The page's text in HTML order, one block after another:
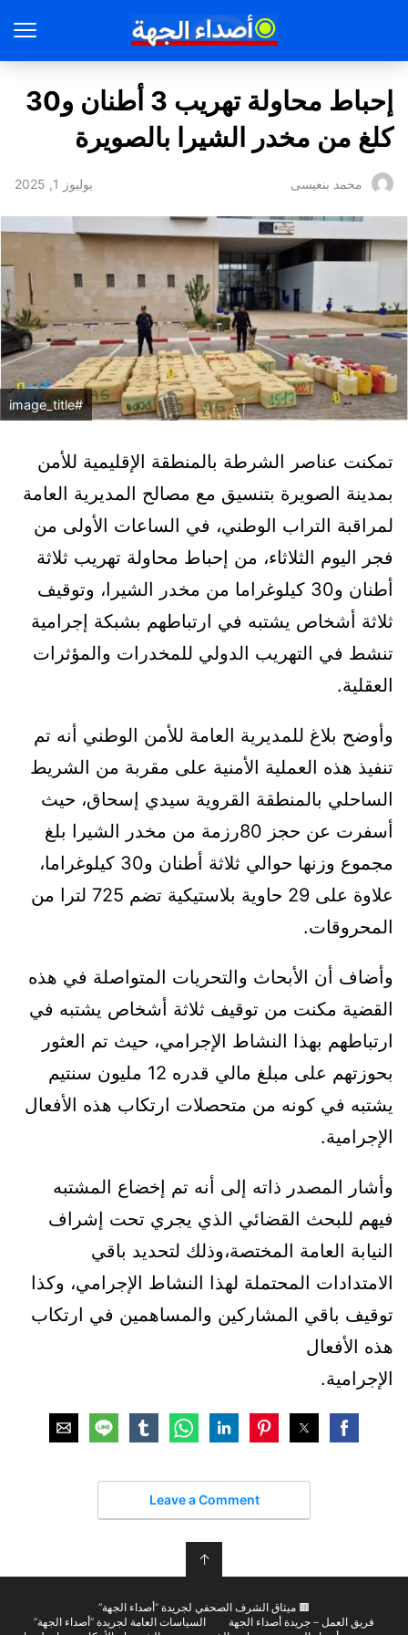
إحباط محاولة تهريب 3 أطنان و30
كلغ من مخدر الشيرا بالصويرة
محمد بنعيسى يوليوز 1, 2025
#image_title
تمكنت عناصر الشرطة بالمنطقة اﻹقليمية للأمن
بمدينة الصويرة بتنسيق مع مصالح المديرية العامة
لمراقبة التراب الوطني، في الساعات اﻷولى من
فجر اليوم الثلاثاء، من إحباط محاولة تهريب ثلاثة
أطنان و30 كيلوغراما من مخدر الشيرا، وتوقيف
ثلاثة أشخاص يشتبه في ارتباطهم بشبكة إجرامية
تنشط في التهريب الدولي للمخدرات والمؤثرات
العقلية.
وأوضح بلاغ للمديرية العامة للأمن الوطني أنه تم
تنفيذ هذه العملية اﻷمنية على مقربة من الشريط
الساحلي بالمنطقة القروية سيدي إسحاق، حيث
أسفرت عن حجز 80رزمة من مخدر الشيرا بلغ
مجموع وزنها حوالي ثلاثة أطنان و30 كيلوغراما،
علاوة على 29 حاوية بلاستيكية تضم 725 لترا من
المحروقات.
وأضاف أن اﻷبحاث والتحريات المتواصلة في هذه
القضية مكنت من توقيف ثلاثة أشخاص يشتبه في
ارتباطهم بهذا النشاط اﻹجرامي، حيث تم العثور
بحوزتهم على مبلغ مالي قدره 12 مليون سنتيم
يشتبه في كونه من متحصلات ارتكاب هذه اﻷفعال
اﻹجرامية.
وأشار المصدر ذاته إلى أنه تم إخضاع المشتبه
فيهم للبحث القضائي الذي يجري تحت إشراف
النيابة العامة المختصة،وذلك لتحديد باقي
اﻻمتدادات المحتملة لهذا النشاط اﻹجرامي، وكذا
توقيف باقي المشاركين والمساهمين في ارتكاب
هذه اﻷفعال
اﻹجرامية.
Leave a Comment
↑
🟫 ميثاق الشرف الصحفي لجريدة “أصداء الجهة”
فريق العمل – جريدة أصداء الجهة
السياسات العامة لجريدة “أصداء الجهة”